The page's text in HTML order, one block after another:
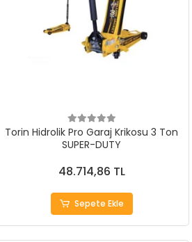
Torin Hidrolik Pro Garaj Krikosu 3 Ton
SUPER-DUTY
48.714,86 TL
Sepete Ekle